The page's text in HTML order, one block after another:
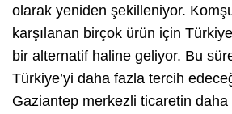
olarak yeniden şekilleniyor.
karşılanan birçok ürün için
bir alternatif haline geliyor. Bu
Türkiye’yi daha fazla tercih
Gaziantep merkezli ticaretin daha